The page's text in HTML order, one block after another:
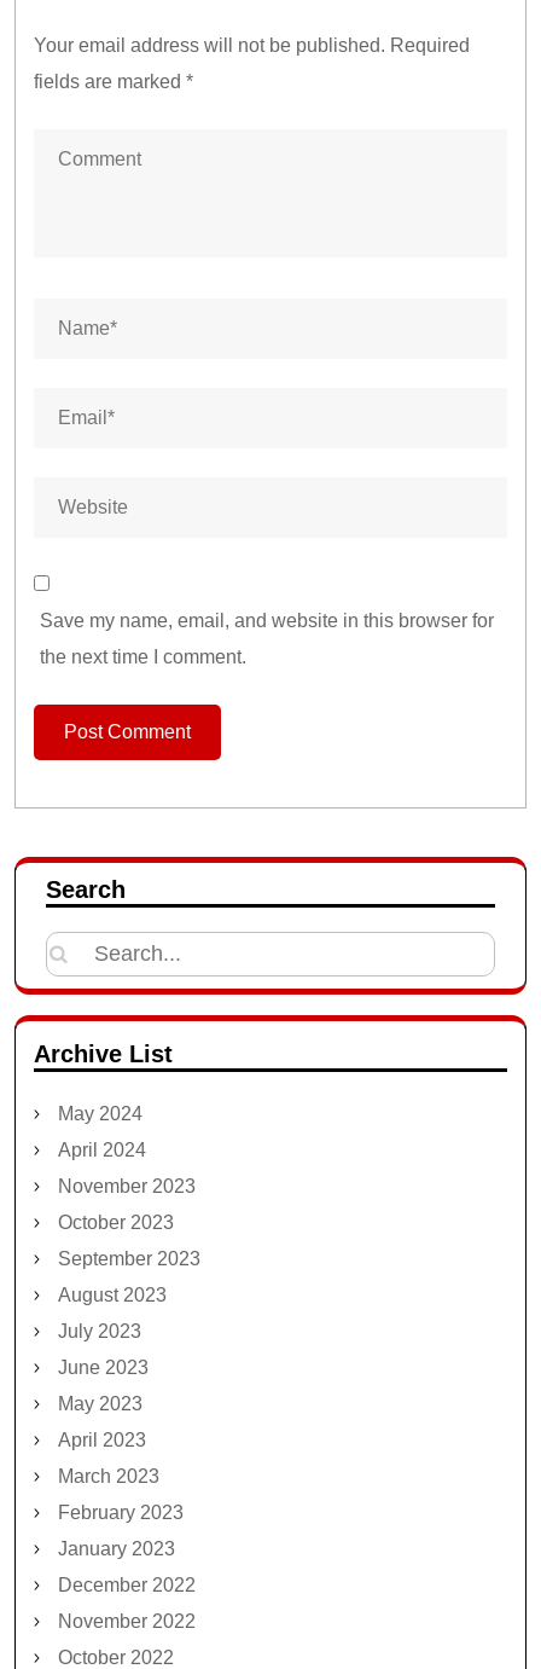
Your email address will not be published. Required
fields are marked *
Save my name, email, and website in this browser for
the next time I comment.
Search
Search
for:
Archive List
May 2024
April 2024
November 2023
October 2023
September 2023
August 2023
July 2023
June 2023
May 2023
April 2023
March 2023
February 2023
January 2023
December 2022
November 2022
October 2022